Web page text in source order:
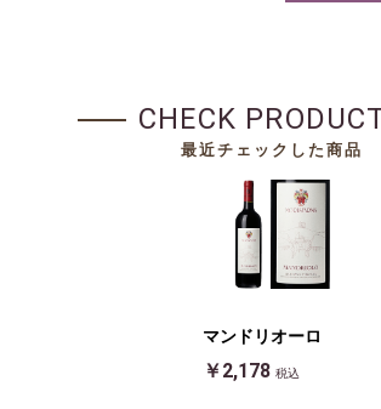
CHECK
最近チェックした商品
マンドリオーロ
￥2,178 税込